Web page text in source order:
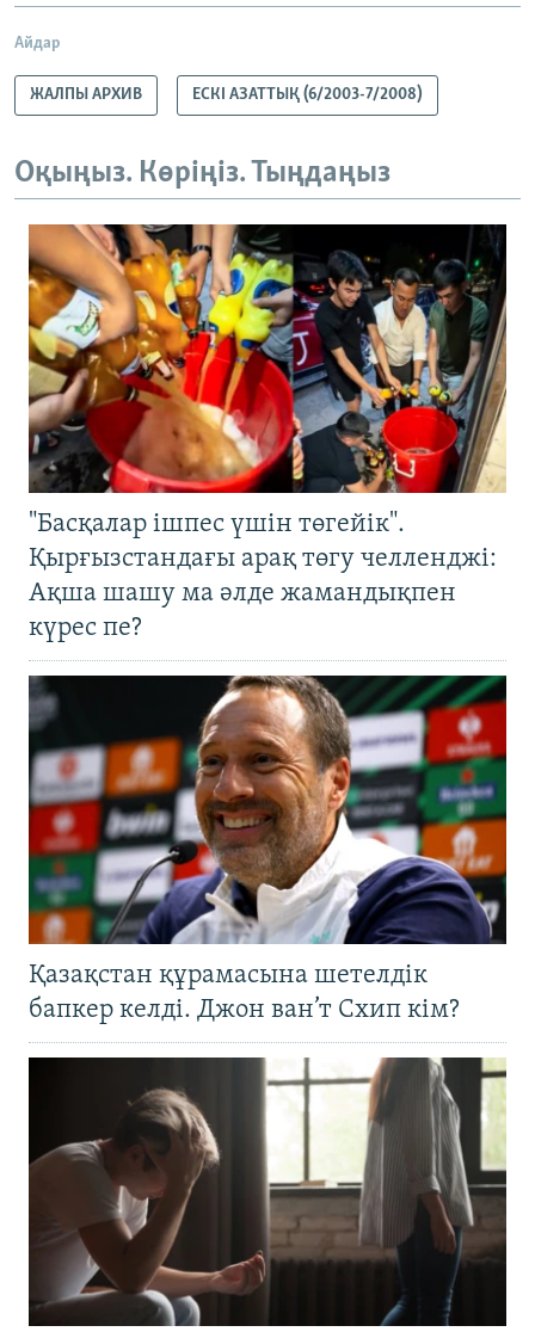
Айдар
ЖАЛПЫ АРХИВ ЕСКІ АЗАТТЫҚ (6/2003-7/2008)
Оқыңыз. Көріңіз. Тыңдаңыз
"Басқалар ішпес үшін төгейік".
Қырғызстандағы арақ төгу челленджі:
Ақша шашу ма әлде жамандықпен
күрес пе?
Қазақстан құрамасына шетелдік
бапкер келді. Джон ван’т Схип кім?